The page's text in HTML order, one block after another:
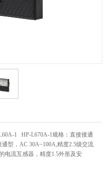
1 HP-L670A-1规格：直接接通
型，AC 30A~100A,精度2.5级交流
电流互感器，精度1.5外形及安